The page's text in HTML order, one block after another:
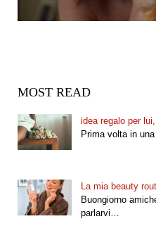
MOST READ
idea regalo per
Prima volta in
La mia beauty
Buongiorno
parlarvi…